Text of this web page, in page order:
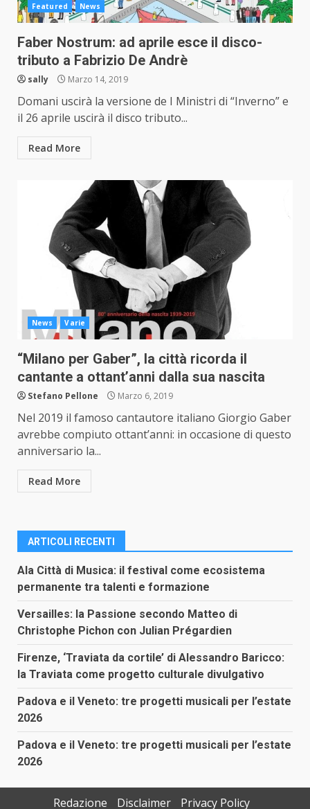
Featured News
Faber Nostrum: ad aprile esce il disco-
tributo a Fabrizio De Andrè
sally Marzo 14, 2019
Domani uscirà la versione de I Ministri di “Inverno” e
il 26 aprile uscirà il disco tributo...
Read More
News Varie
“Milano per Gaber”, la città ricorda il
cantante a ottant’anni dalla sua nascita
Stefano Pellone Marzo 6, 2019
Nel 2019 il famoso cantautore italiano Giorgio Gaber
avrebbe compiuto ottant’anni: in occasione di questo
anniversario la...
Read More
ARTICOLI RECENTI
Ala Città di Musica: il festival come ecosistema
permanente tra talenti e formazione
Versailles: la Passione secondo Matteo di
Christophe Pichon con Julian Prégardien
Firenze, ‘Traviata da cortile’ di Alessandro Baricco:
la Traviata come progetto culturale divulgativo
Padova e il Veneto: tre progetti musicali per l’estate
2026
Padova e il Veneto: tre progetti musicali per l’estate
2026
Redazione Disclaimer Privacy Policy